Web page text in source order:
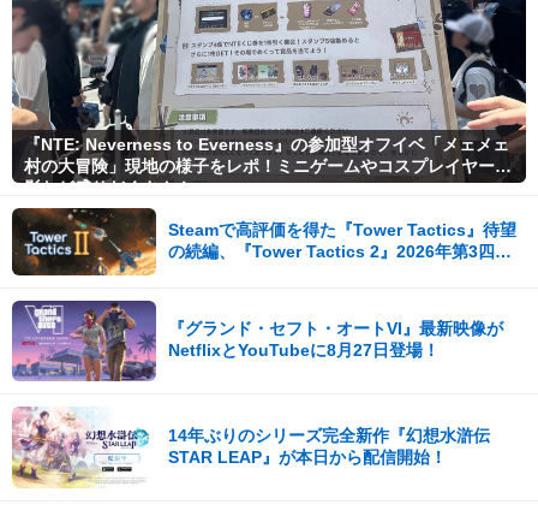
『NTE: Neverness to Everness』の参加型オフイベ「メェメェ
村の大冒険」現地の様子をレポ！ミニゲームやコスプレイヤー撮
影など盛りだくさん！
Steamで高評価を得た『Tower Tactics』待望
の続編、『Tower Tactics 2』2026年第3四半
『グランド・セフト・オートVI』最新映像が
NetflixとYouTubeに8月27日登場！
14年ぶりのシリーズ完全新作『幻想水滸伝
STAR LEAP』が本日から配信開始！